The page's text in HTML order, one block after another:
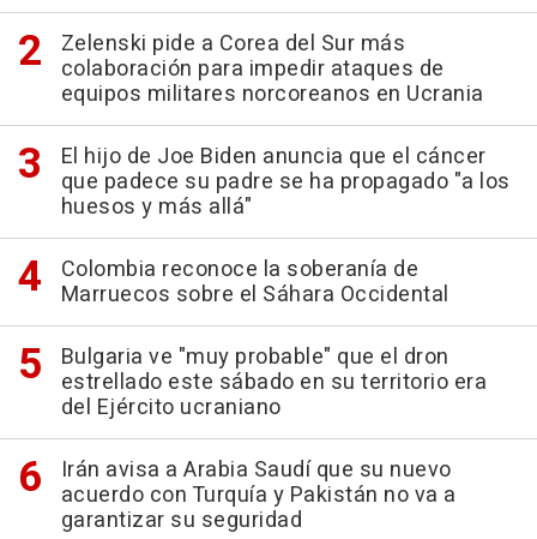
Zelenski pide a Corea del Sur más
colaboración para impedir ataques de
equipos militares norcoreanos en Ucrania
El hijo de Joe Biden anuncia que el cáncer
que padece su padre se ha propagado "a los
huesos y más allá"
Colombia reconoce la soberanía de
Marruecos sobre el Sáhara Occidental
Bulgaria ve "muy probable" que el dron
estrellado este sábado en su territorio era
del Ejército ucraniano
Irán avisa a Arabia Saudí que su nuevo
acuerdo con Turquía y Pakistán no va a
garantizar su seguridad